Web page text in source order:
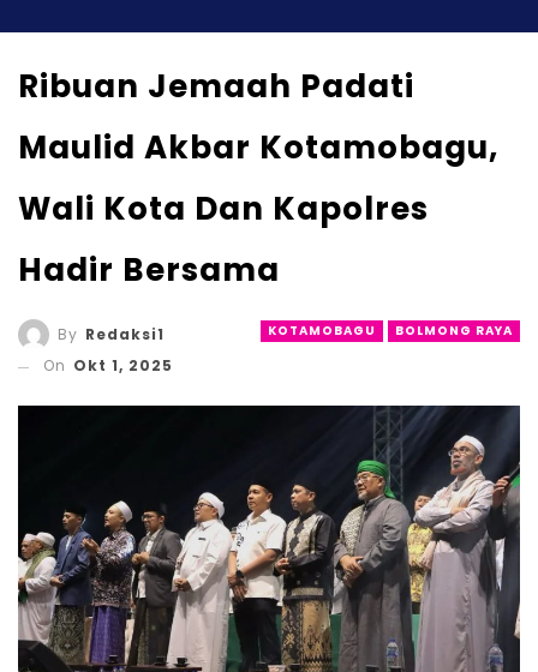
Ribuan Jemaah Padati
Maulid Akbar Kotamobagu,
Wali Kota Dan Kapolres
Hadir Bersama
KOTAMOBAGU BOLMONG RAYA
By Redaksi1
On Okt 1, 2025